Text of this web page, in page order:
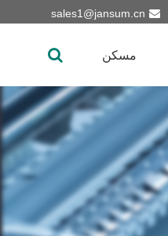
sales1@jansum.cn
مسكن